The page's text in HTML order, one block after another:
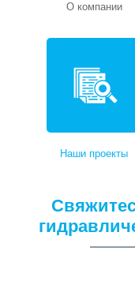
О компании
Наши проекты